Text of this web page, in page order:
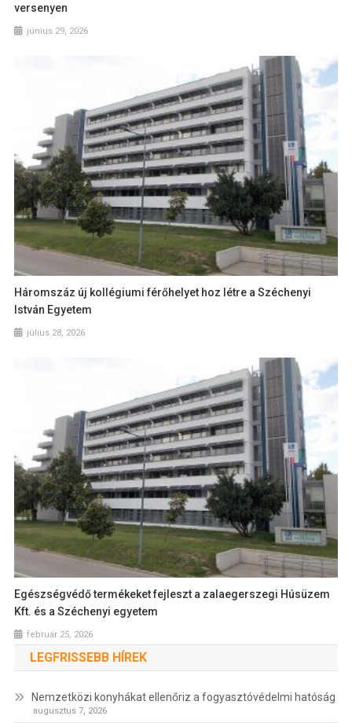
versenyen
június 29, 2026
Háromszáz új kollégiumi férőhelyet hoz létre a Széchenyi
István Egyetem
július 28, 2026
Egészségvédő termékeket fejleszt a zalaegerszegi Húsüzem
Kft. és a Széchenyi egyetem
február 25, 2026
LEGFRISSEBB HÍREK
Nemzetközi konyhákat ellenőriz a fogyasztóvédelmi hatóság
augusztus 7, 2026